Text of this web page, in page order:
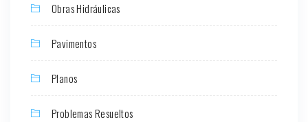
Obras Hidráulicas
Pavimentos
Planos
Problemas Resueltos